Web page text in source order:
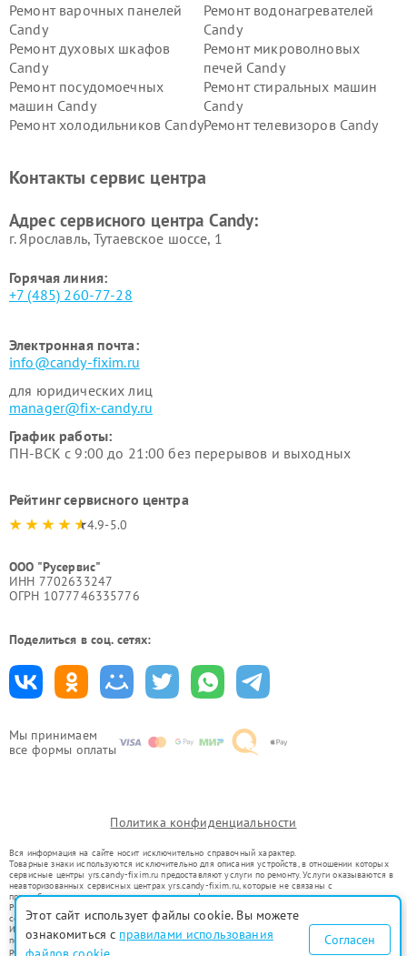
Мы принимаем
все формы оплаты
Ремонт варочных панелей
Candy
Ремонт водонагревателей
Candy
Ремонт духовых шкафов
Candy
Ремонт микроволновых
печей Candy
Ремонт посудомоечных
машин Candy
Ремонт стиральных машин
Candy
Ремонт холодильников CandyРемонт телевизоров Candy
Контакты сервис центра
Адрес сервисного центра Candy:
г. Ярославль, Тутаевское шоссе, 1
Горячая линия:
+7 (485) 260-77-28
Электронная почта:
info@candy-fixim.ru
для юридических лиц
manager@fix-candy.ru
График работы:
ПН-ВСК с 9:00 до 21:00 без перерывов и выходных
Рейтинг сервисного центра
4.9-5.0
ООО "Русервис"
ИНН 7702633247
ОГРН 1077746335776
Поделиться в соц. сетях:
Политика конфиденциальности
Вся информация на сайте носит исключительно справочный характер.
Товарные знаки используются исключительно для описания устройств, в отношении которых
сервисные центры yrs.candy-fixim.ru предоставляют услуги по ремонту. Услуги оказываются в
неавторизованных сервисных центрах yrs.candy-fixim.ru, которые не связаны с
правообладателями товарных знаков или их официальными представителями.
Ремонт осуществляется для устройств, уже введенных в гражданский оборот в соответствии
со статьей 1487 ГК РФ.
Использование товарных знаков не преследует цели индивидуализации услуг или введения
потребителей в заблуждение, а служит для информирования о предоставляемых услугах по
ремонту техники указанных брендов.
Этот сайт использует файлы cookie. Вы можете
ознакомиться с правилами использования
Согласен